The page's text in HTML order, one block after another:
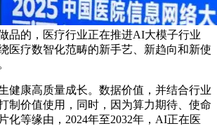
品的，医疗行业正在推进AI大模子行业
医疗数智化范畴的新手艺、新趋向和新使
康高质量成长。数据价值，并结合行业
制价值使用，同时，因为算力期待、使命
化等缘由，2024年至2032年，AI正在医